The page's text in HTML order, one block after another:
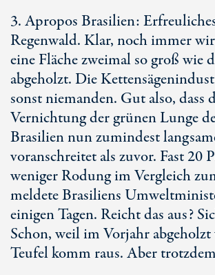
3. Apropos Brasilien:
Regenwald. Klar, noch immer
eine Fläche zweimal so groß wie
abgeholzt. Die
sonst niemanden. Gut also, dass
Vernichtung der grünen Lunge
Brasilien nun zumindest
voranschreitet als zuvor. Fast 20
weniger Rodung im Vergleich
meldete Brasiliens
einigen Tagen. Reicht das aus?
Schon, weil im Vorjahr
Teufel komm raus. Aber